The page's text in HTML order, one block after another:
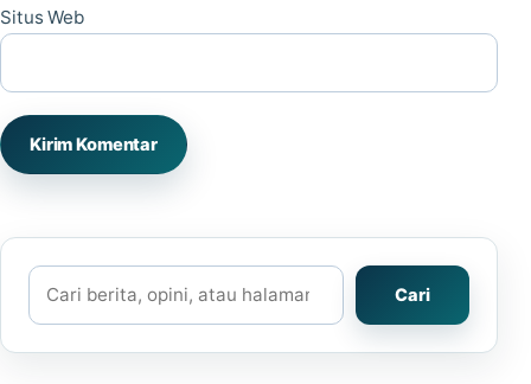
Situs Web
Cari
Cari